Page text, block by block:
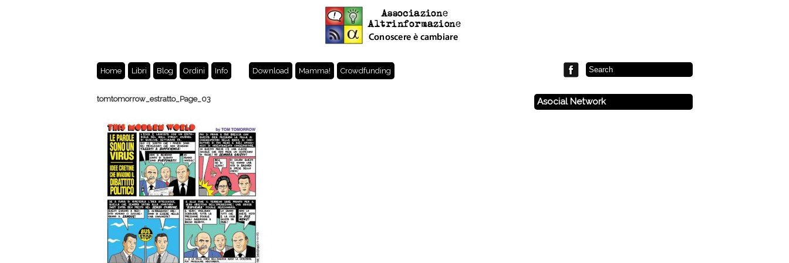
Home Libri Blog Ordini Info Download Mamma! Crowdfunding
tomtomorrow_estratto_Page_03 Asocial Network